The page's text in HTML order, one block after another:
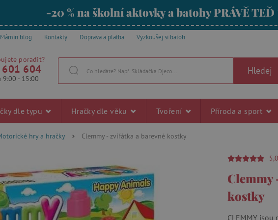
-20 % na školní aktovky a batohy PRÁVĚ TEĎ
Mámin blog Kontakty Doprava a platba Vyzkoušej si batoh
poradit?
604
9:00 - 15:00
Hledej
dle typu Hračky dle věku Tvoření Příroda a sport
hry a hračky Clemmy - zvířátka a barevné kostky
5,0
Clemmy
kostky
CLEMMY